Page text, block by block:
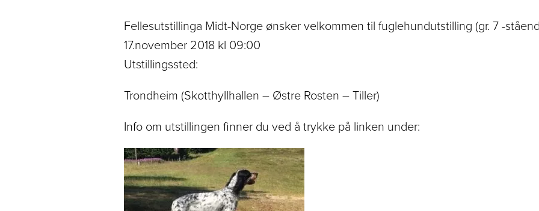
Fellesutstillinga Midt-Norge ønsker velkommen til fuglehundutstilling (gr. 7 -
17.november 2018 kl 09:00
Utstillingssted:
Trondheim (Skotthyllhallen – Østre Rosten – Tiller)
Info om utstillingen finner du ved å trykke på linken under: